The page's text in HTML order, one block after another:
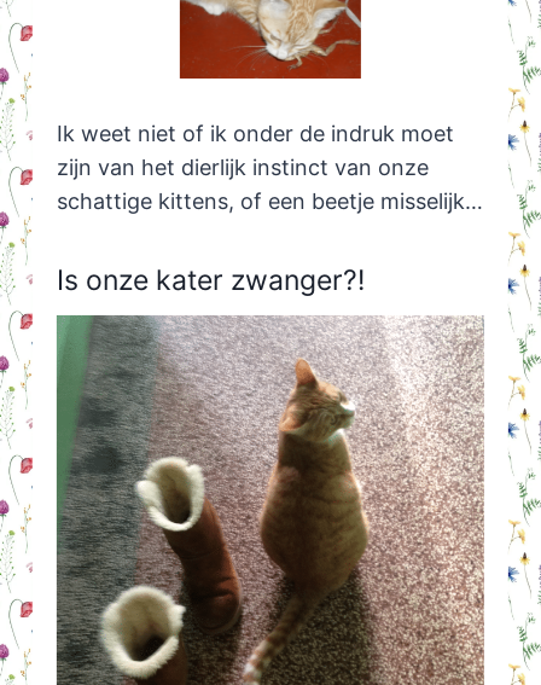
Ik weet niet of ik onder de indruk moet
zijn van het dierlijk instinct van onze
schattige kittens, of een beetje misselijk…
Is onze kater zwanger?!